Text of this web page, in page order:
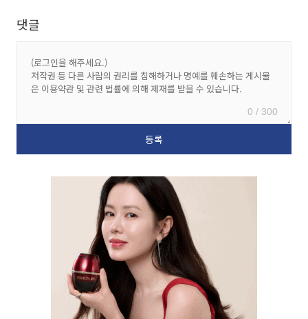
댓글
0 / 300